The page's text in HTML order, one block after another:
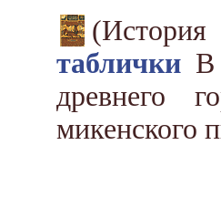
таблички В
древнего
микенского